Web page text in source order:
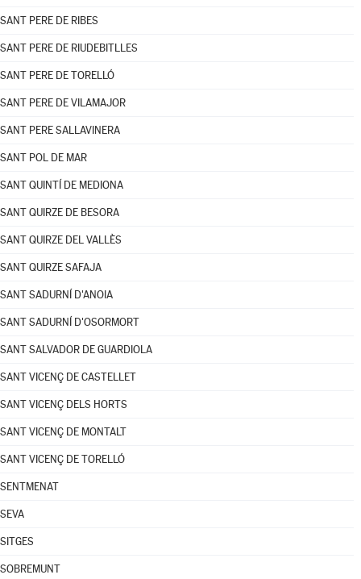
SANT PERE DE RIBES
SANT PERE DE RIUDEBITLLES
SANT PERE DE TORELLÓ
SANT PERE DE VILAMAJOR
SANT PERE SALLAVINERA
SANT POL DE MAR
SANT QUINTÍ DE MEDIONA
SANT QUIRZE DE BESORA
SANT QUIRZE DEL VALLÈS
SANT QUIRZE SAFAJA
SANT SADURNÍ D'ANOIA
SANT SADURNÍ D'OSORMORT
SANT SALVADOR DE GUARDIOLA
SANT VICENÇ DE CASTELLET
SANT VICENÇ DELS HORTS
SANT VICENÇ DE MONTALT
SANT VICENÇ DE TORELLÓ
SENTMENAT
SEVA
SITGES
SOBREMUNT